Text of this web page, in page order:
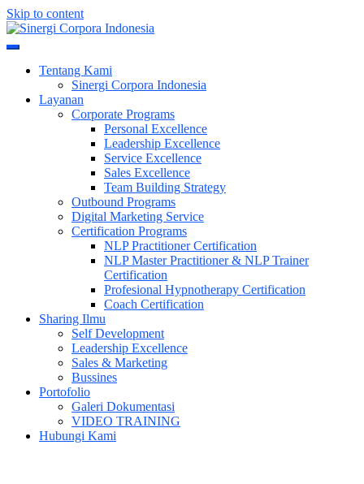
Skip to content
Sinergi Corpora Indonesia
Tentang Kami
Sinergi Corpora Indonesia
Layanan
Corporate Programs
Personal Excellence
Leadership Excellence
Service Excellence
Sales Excellence
Team Building Strategy
Outbound Programs
Digital Marketing Service
Certification Programs
NLP Practitioner Certification
NLP Master Practitioner & NLP Trainer
Certification
Profesional Hypnotherapy Certification
Coach Certification
Sharing Ilmu
Self Development
Leadership Excellence
Sales & Marketing
Bussines
Portofolio
Galeri Dokumentasi
VIDEO TRAINING
Hubungi Kami